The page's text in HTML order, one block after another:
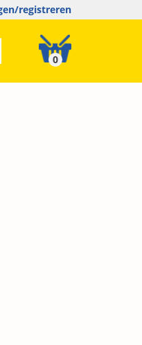
registreren
0